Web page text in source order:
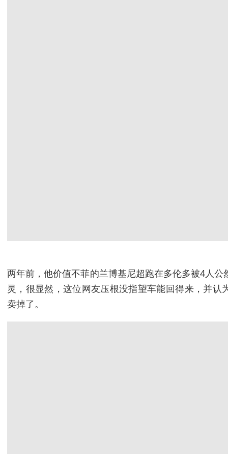
两年前，他价值不菲的兰博基尼超跑在多伦多被4人
灵，很显然，这位网友压根没指望车能回得来，并认
卖掉了。